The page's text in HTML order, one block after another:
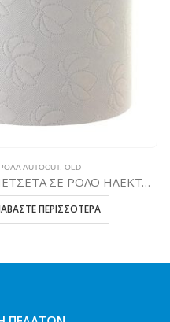
ΡΟΛΆ AUTOCUT, OLD
TORK ΧΕΙΡΟΠΕΤΣΕΤΑ ΣΕ ΡΟΛΟ ΗΛΕΚΤΡΟΝΙΚΗΣ ΣΥΣΚΕΥΗΣ19,5CM
ΠΕΡΙΣΣΌΤΕΡΑ